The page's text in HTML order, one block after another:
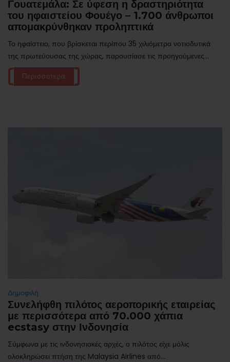
Γουατεμάλα: Σε ύφεση η δραστηριότητα
του ηφαιστείου Φουέγο – 1.700 άνθρωποι
απομακρύνθηκαν προληπτικά
Το ηφαίστειο, που βρίσκεται περίπου 35 χιλιόμετρα νοτιοδυτικά
της πρωτεύουσας της χώρας, παρουσίασε τις προηγούμενες...
Περισσότερα
Δημοφιλή
Συνελήφθη πιλότος αεροπορικής εταιρείας
με περισσότερα από 70.000 χάπια
ecstasy στην Ινδονησία
Σύμφωνα με τις ινδονησιακές αρχές, ο πιλότος είχε μόλις
ολοκληρώσει πτήση της Malaysia Airlines από...